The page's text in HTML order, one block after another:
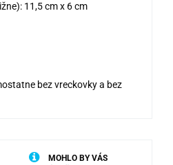
11,5 cm x 6 cm
bez vreckovky a bez
MOHLO BY VÁS